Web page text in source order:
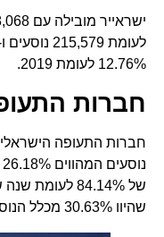
12.76% לעומת 2019.
חברות
שהיוו 30.63% מכלל הנוסעים.